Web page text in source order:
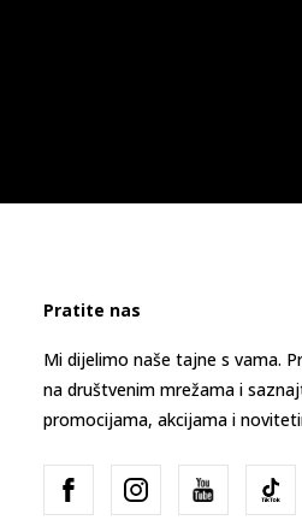
Pratite nas
Mi dijelimo naše tajne s vama.
na društvenim mrežama i
promocijama, akcijama i